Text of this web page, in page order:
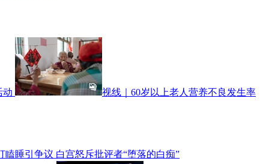
动 视线｜60岁以上老人营养不良发生率
瞌睡引争议 白宫怒斥批评者“堕落的白痴”